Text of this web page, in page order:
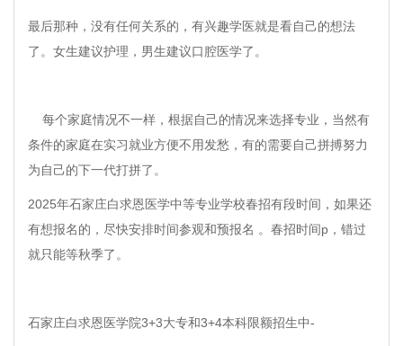
最后那种，没有任何关系的，有兴趣学医就是看自己的想法
了。女生建议护理，男生建议口腔医学了。
每个家庭情况不一样，根据自己的情况来选择专业，当然有
条件的家庭在实习就业方便不用发愁，有的需要自己拼搏努力
为自己的下一代打拼了。
2025年石家庄白求恩医学中等专业学校春招有段时间，如果还
有想报名的，尽快安排时间参观和预报名 。春招时间p，错过
就只能等秋季了。
石家庄白求恩医学院3+3大专和3+4本科限额招生中-